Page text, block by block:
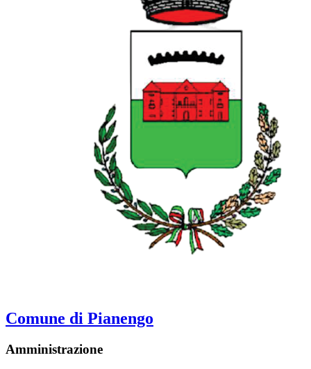
Comune di Pianengo
Amministrazione